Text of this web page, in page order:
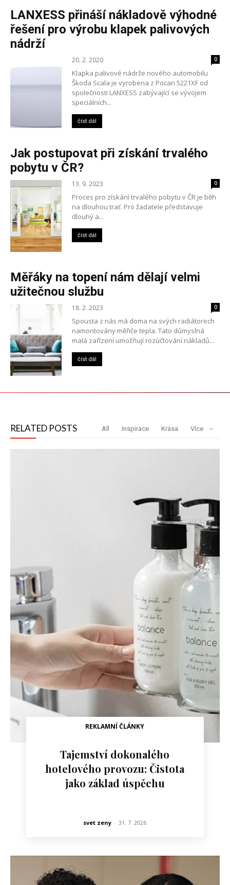
LANXESS přináší nákladově výhodné
řešení pro výrobu klapek palivových
nádrží
20. 2. 2020 0
Klapka palivové nádrže nového automobilu
Škoda Scala je vyrobena z Pocan 5221XF od
společnosti LANXESS zabývající se vývojem
speciálních...
číst dál
Jak postupovat při získání trvalého
pobytu v ČR?
13. 9. 2023 0
Proces pro získání trvalého pobytu v ČR je běh
na dlouhou trať. Pro žadatele představuje
dlouhý a...
číst dál
Měřáky na topení nám dělají velmi
užitečnou službu
18. 2. 2023 0
Spousta z nás má doma na svých radiátorech
namontovány měřiče tepla. Tato důmyslná
malá zařízení umožňují rozúčtování nákladů...
číst dál
RELATED POSTS All Inspirace Krása Více
REKLAMNÍ ČLÁNKY
Tajemství dokonalého
hotelového provozu: Čistota
jako základ úspěchu
svet zeny - 31. 7. 2026